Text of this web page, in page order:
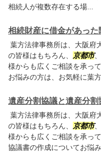
相続人が複数存在する場...
相続財産に借金があっ
葉方法律事務所は、大阪府
の皆様はもちろん、
京都市
様からも広くご相談を承っ
お悩みの方は、お気軽に葉
遺産分割協議と遺産分割
葉方法律事務所は、大阪府
の皆様はもちろん、
京都市
様からも広くご相談を承っ
協議書の作成についてお悩